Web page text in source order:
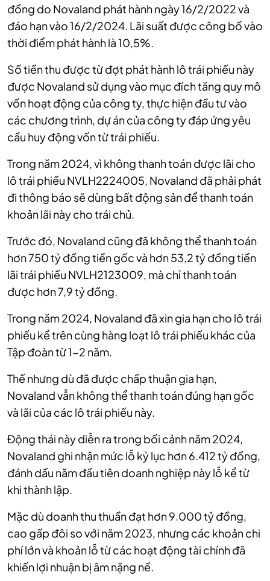
đồng do Novaland phát hành ngày 16/2/2022 và
đáo hạn vào 16/2/2024. Lãi suất được công bố vào
thời điểm phát hành là 10,5%.
Số tiền thu được từ đợt phát hành lô trái phiếu này
được Novaland sử dụng vào mục đích tăng quy mô
vốn hoạt động của công ty, thực hiện đầu tư vào
các chương trình, dự án của công ty đáp ứng yêu
cầu huy động vốn từ trái phiếu.
Trong năm 2024, vì không thanh toán được lãi cho
lô trái phiếu NVLH2224005, Novaland đã phải phát
đi thông báo sẽ dùng bất động sản để thanh toán
khoản lãi này cho trái chủ.
Trước đó, Novaland cũng đã không thể thanh toán
hơn 750 tỷ đồng tiền gốc và hơn 53,2 tỷ đồng tiền
lãi trái phiếu NVLH2123009, mà chỉ thanh toán
được hơn 7,9 tỷ đồng.
Trong năm 2024, Novaland đã xin gia hạn cho lô trái
phiếu kể trên cùng hàng loạt lô trái phiếu khác của
Tập đoàn từ 1-2 năm.
Thế nhưng dù đã được chấp thuận gia hạn,
Novaland vẫn không thể thanh toán đúng hạn gốc
và lãi của các lô trái phiếu này.
Động thái này diễn ra trong bối cảnh năm 2024,
Novaland ghi nhận mức lỗ kỷ lục hơn 6.412 tỷ đồng,
đánh dấu năm đầu tiên doanh nghiệp này lỗ kể từ
khi thành lập.
Mặc dù doanh thu thuần đạt hơn 9.000 tỷ đồng,
cao gấp đôi so với năm 2023, nhưng các khoản chi
phí lớn và khoản lỗ từ các hoạt động tài chính đã
khiến lợi nhuận bị âm nặng nề.